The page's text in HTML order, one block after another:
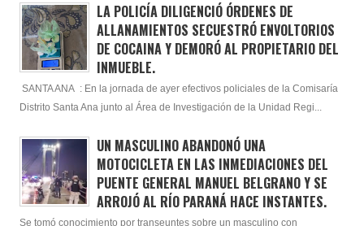
LA POLICÍA DILIGENCIÓ ÓRDENES DE
ALLANAMIENTOS SECUESTRÓ ENVOLTORIOS
DE COCAINA Y DEMORÓ AL PROPIETARIO DEL
INMUEBLE.
SANTA ANA : En la jornada de ayer efectivos policiales de la Comisaría
Distrito Santa Ana junto al Área de Investigación de la Unidad Regi...
UN MASCULINO ABANDONÓ UNA
MOTOCICLETA EN LAS INMEDIACIONES DEL
PUENTE GENERAL MANUEL BELGRANO Y SE
ARROJÓ AL RÍO PARANÁ HACE INSTANTES.
Se tomó conocimiento por transeuntes sobre un masculino con